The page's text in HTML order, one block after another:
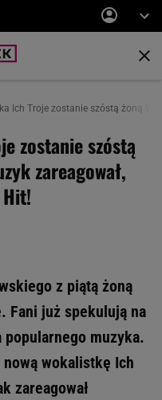
Ich Troje zostanie szóstą żoną
zostanie szóstą
zareagował,
z piątą żoną
Fani już spekulują na
muzyka.
wokalistkę Ich
zareagował